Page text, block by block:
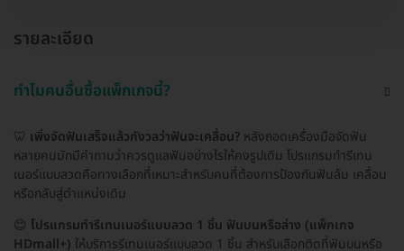
รายละเอียด
ทำไมคนอื่นซื้อแพ็กเกจนี้?
🦷 เพิ่งจัดฟันเสร็จแล้วกังวลว่าฟันจะเคลื่อน? หลังถอดเครื่องมือจัดฟัน
หลายคนมักมีคำถามว่าควรดูแลฟันอย่างไรให้คงรูปเดิม โปรแกรมทำรีเทน
เนอร์แบบลวดคือทางเลือกที่เหมาะสำหรับคนที่ต้องการป้องกันฟันล้ม เคลื่อน
หรือกลับสู่ตำแหน่งเดิม
😊 โปรแกรมทำรีเทนเนอร์แบบลวด 1 ชิ้น ฟันบนหรือล่าง (แพ็กเกจ
HDmall+) ให้บริการรีเทนเนอร์แบบลวด 1 ชิ้น สำหรับเลือกติดที่ฟันบนหรือ